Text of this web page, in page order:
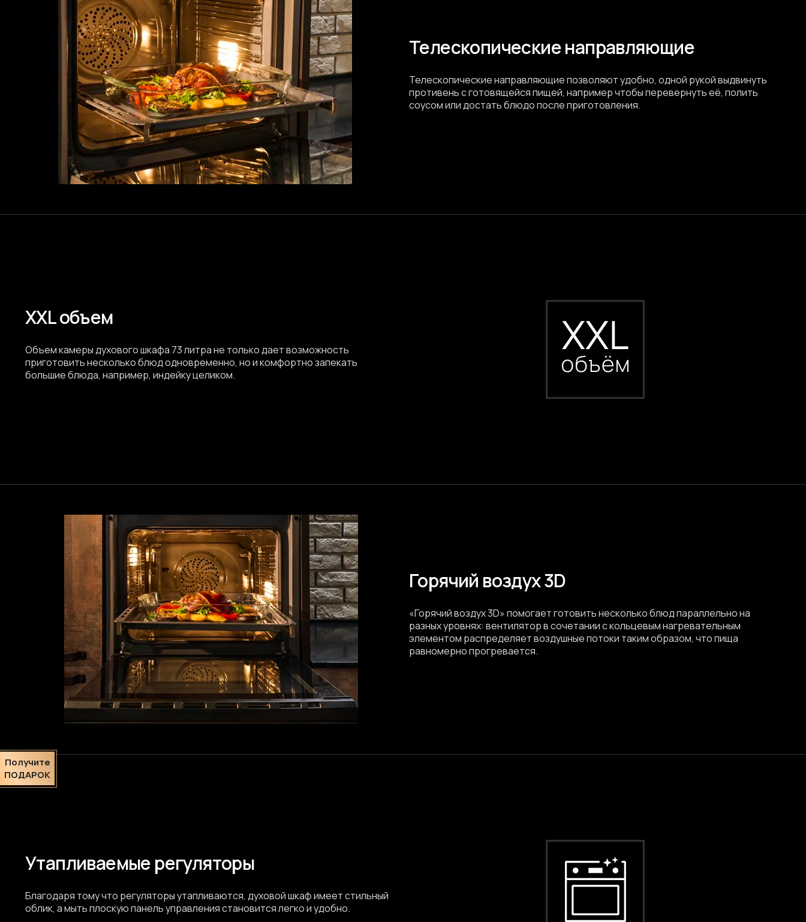
Получите
ПОДАРОК
Телескопические направляющие
Телескопические направляющие позволяют удобно, одной рукой выдвинуть
противень с готовящейся пищей, например чтобы перевернуть её, полить
соусом или достать блюдо после приготовления.
XXL объем
Объем камеры духового шкафа 73 литра не только дает возможность
приготовить несколько блюд одновременно, но и комфортно запекать
большие блюда, например, индейку целиком.
Горячий воздух 3D
«Горячий воздух 3D» помогает готовить несколько блюд параллельно на
разных уровнях: вентилятор в сочетании с кольцевым нагревательным
элементом распределяет воздушные потоки таким образом, что пища
равномерно прогревается.
Утапливаемые регуляторы
Благодаря тому что регуляторы утапливаются, духовой шкаф имеет стильный
облик, а мыть плоскую панель управления становится легко и удобно.